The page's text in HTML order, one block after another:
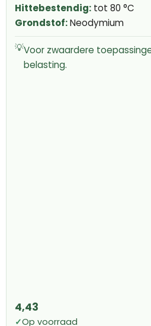
Hittebestendig: tot 80 °C
Grondstof:Neodymium
💡Voor zwaardere
belasting.
4,43
✓Op voorraad